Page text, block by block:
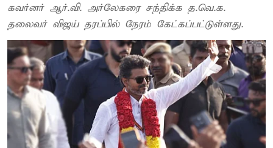
கவர்னர் ஆர்.வி. அர்லேகரை சந்திக்க த.வெ.க.
தலைவர் விஜய் தரப்பில் நேரம் கேட்கப்பட்டுள்ளது.